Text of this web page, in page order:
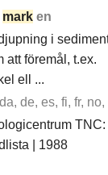
mark en
i
att föremål, t.ex.
ell ...
da, de, es, fi, fr, no,
TNC:
| 1988